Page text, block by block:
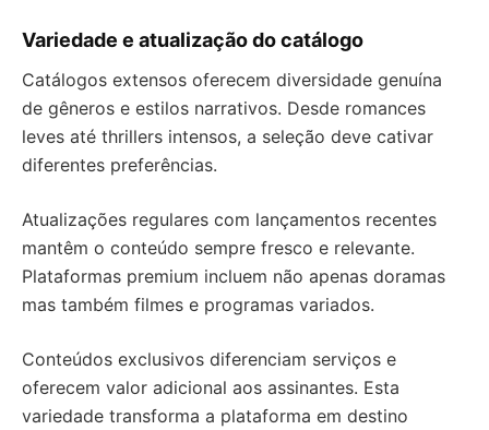
Variedade e atualização do catálogo
Catálogos extensos oferecem diversidade genuína
de gêneros e estilos narrativos. Desde romances
leves até thrillers intensos, a seleção deve cativar
diferentes preferências.
Atualizações regulares com lançamentos recentes
mantêm o conteúdo sempre fresco e relevante.
Plataformas premium incluem não apenas doramas
mas também filmes e programas variados.
Conteúdos exclusivos diferenciam serviços e
oferecem valor adicional aos assinantes. Esta
variedade transforma a plataforma em destino